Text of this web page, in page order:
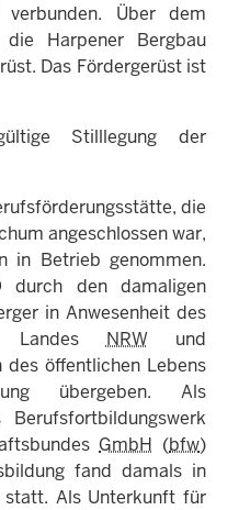
verbunden. Über dem
Harpener Bergbau
Das Fördergerüst ist
Stilllegung der
die
angeschlossen war,
in Betrieb genommen.
durch den damaligen
in Anwesenheit des
Landes NRWund
des öffentlichen Lebens
übergeben. Als
GmbH (bfw)
fand damals in
statt. Als Unterkunft für